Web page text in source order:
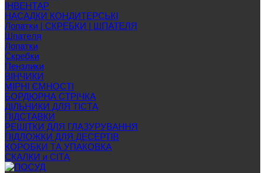
ІНВЕНТАР
НАСАДКИ КОНДИТЕРСЬКІ
Лопатки | СКРЕБКИ | ШПАТЕЛЯ
Шпателя
Лопатки
Скребки
Пензлики
ВІНЧИКИ
МІРНІ ЄМНОСТІ
БОРДЮРНА СТРІЧКА
ДІЛЬНИКИ ДЛЯ ТІСТА
ПІДСТАВКИ
РЕШІТКИ ДЛЯ ГЛАЗУРУВАННЯ
ПІДЛОЖКИ ДЛЯ ДЕСЕРТІВ
КОРОБКИ ТА УПАКОВКА
СКАЛКИ и СІТА